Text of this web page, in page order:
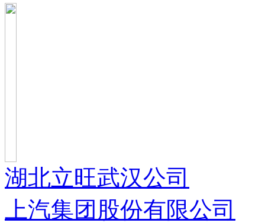
湖北立旺武汉公司
上汽集团股份有限公司